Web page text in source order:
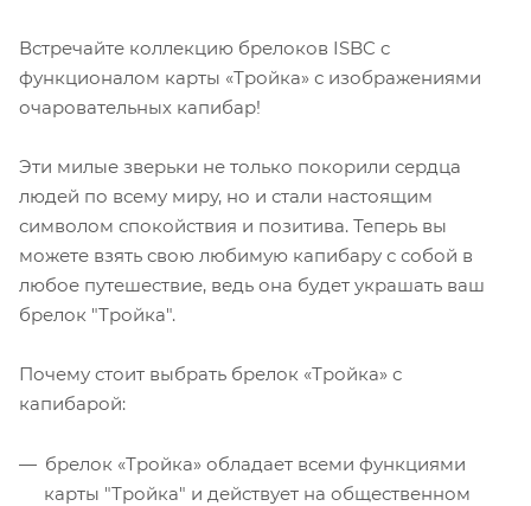
Встречайте коллекцию брелоков ISBC c
функционалом карты «Тройка» с изображениями
очаровательных капибар!
Эти милые зверьки не только покорили сердца
людей по всему миру, но и стали настоящим
символом спокойствия и позитива. Теперь вы
можете взять свою любимую капибару с собой в
любое путешествие, ведь она будет украшать ваш
брелок "Тройка".
Почему стоит выбрать брелок «Тройка» с
капибарой:
брелок «Тройка» обладает всеми функциями
карты "Тройка" и действует на общественном